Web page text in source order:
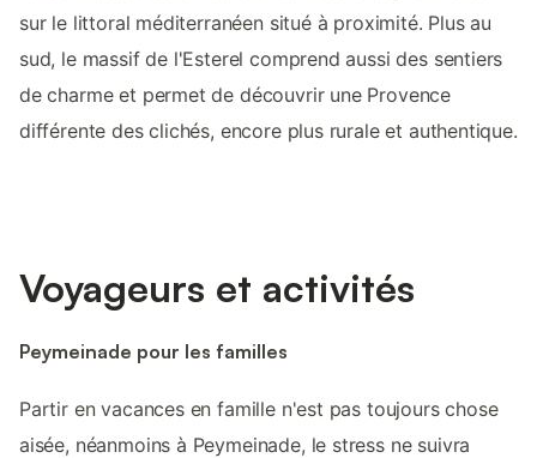
sur le littoral méditerranéen situé à proximité. Plus au
sud, le massif de l'Esterel comprend aussi des sentiers
de charme et permet de découvrir une Provence
différente des clichés, encore plus rurale et authentique.
Voyageurs et activités
Peymeinade pour les familles
Partir en vacances en famille n'est pas toujours chose
aisée, néanmoins à Peymeinade, le stress ne suivra